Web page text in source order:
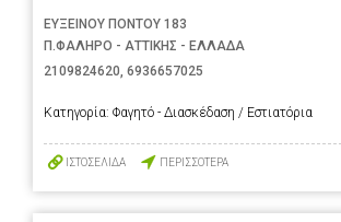
ΕΥΞΕΙΝΟΥ ΠΟΝΤΟΥ 183
Π.ΦΑΛΗΡΟ - ΑΤΤΙΚΗΣ - ΕΛΛΑΔΑ
2109824620, 6936657025
Κατηγορία: Φαγητό - Διασκέδαση / Εστιατόρια
ΙΣΤΟΣΕΛΙΔΑ ΠΕΡΙΣΣΟΤΕΡΑ